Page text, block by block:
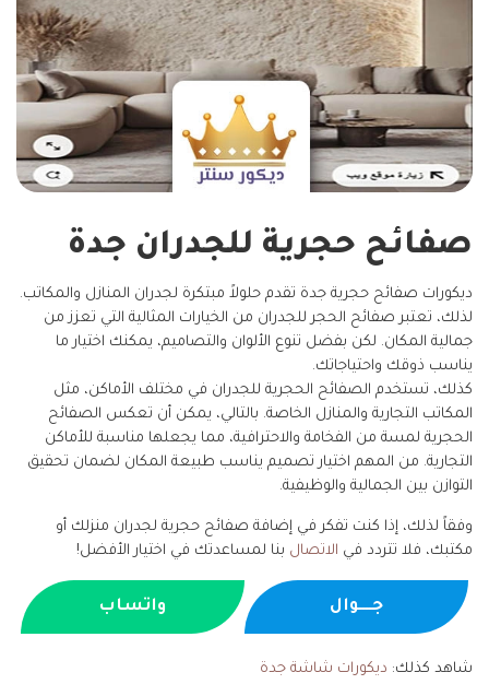
صفائح حجرية للجدران جدة
ديكورات صفائح حجرية جدة تقدم حلولاً مبتكرة لجدران المنازل والمكاتب.
لذلك، تعتبر صفائح الحجر للجدران من الخيارات المثالية التي تعزز من
جمالية المكان. لكن بفضل تنوع الألوان والتصاميم، يمكنك اختيار ما
يناسب ذوقك واحتياجاتك.
كذلك، تستخدم الصفائح الحجرية للجدران في مختلف الأماكن، مثل
المكاتب التجارية والمنازل الخاصة. بالتالي، يمكن أن تعكس الصفائح
الحجرية لمسة من الفخامة والاحترافية، مما يجعلها مناسبة للأماكن
التجارية. من المهم اختيار تصميم يناسب طبيعة المكان لضمان تحقيق
التوازن بين الجمالية والوظيفية.
وفقاً لذلك، إذا كنت تفكر في إضافة صفائح حجرية لجدران منزلك أو
مكتبك، فلا تتردد في الاتصال بنا لمساعدتك في اختيار الأفضل!
جــــوال واتساب
شاهد كذلك: ديكورات شاشة جدة